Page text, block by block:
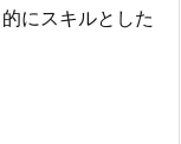
にスキルとした